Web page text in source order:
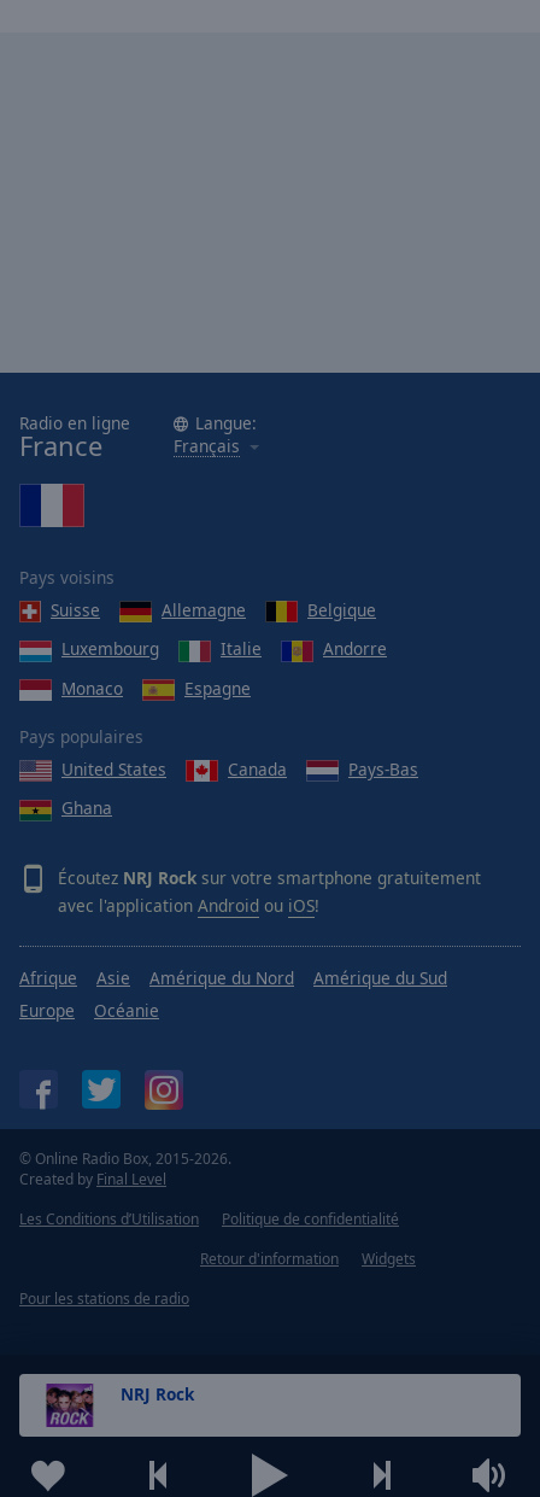
NRJ Rock
Radio en ligne
France
Langue:
Français
Pays voisins
Suisse
Allemagne
Belgique
Luxembourg
Italie
Andorre
Monaco
Espagne
Pays populaires
United States
Canada
Pays-Bas
Ghana
Écoutez NRJ Rock sur votre smartphone gratuitement
avec l'application Android ou iOS!
Afrique Asie Amérique du Nord
Amérique du Sud
Europe
Océanie
© Online Radio Box, 2015-2026.
Created by Final Level
Les Conditions d’Utilisation
Politique de confidentialité
Retour d'information
Widgets
Pour les stations de radio